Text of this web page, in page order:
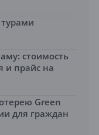
стоимость
и прайс на
Green
для граждан